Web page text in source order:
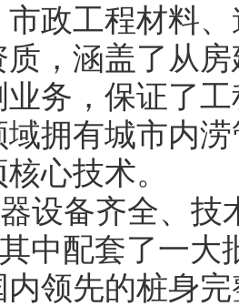
政工程材料
质，涵盖了从
务，保证了
拥有城市内
心技术。
备齐全、技
中配套了一大
领先的桩身